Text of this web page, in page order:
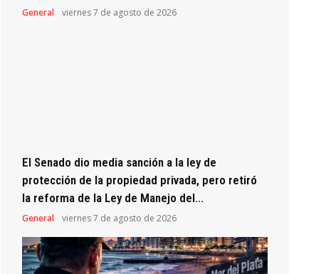
General viernes 7 de agosto de 2026
El Senado dio media sanción a la ley de
protección de la propiedad privada, pero retiró
la reforma de la Ley de Manejo del...
General viernes 7 de agosto de 2026